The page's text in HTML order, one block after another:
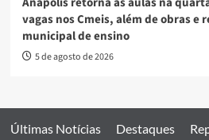
vagas nos Cmeis, além de obras e
municipal de ensino
5 de agosto de 2026
Últimas Notícias Destaques